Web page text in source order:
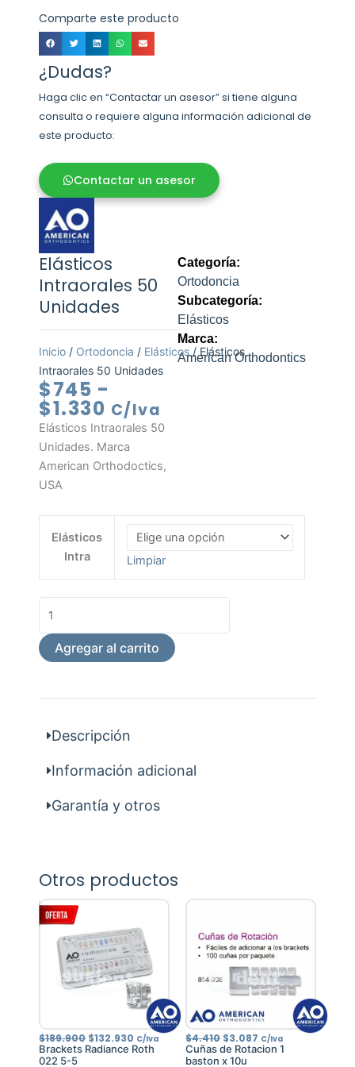
Comparte este producto
¿Dudas?
Haga clic en “Contactar un asesor” si tiene alguna
consulta o requiere alguna información adicional de
este producto:
Contactar un asesor
Elásticos
Intraorales 50
Unidades
Inicio / Ortodoncia / Elásticos / Elásticos
Intraorales 50 Unidades
$745 -
$1.330
Rango
de
precios:
desde
$745
C/Iva
Elásticos Intraorales 50
Unidades. Marca
American Orthodoctics,
USA
Elásticos
Intra
Limpiar
Intraorales
Unidades
cantidad
Agregar al carrito
Categoría:
Ortodoncia
Subcategoría:
Elásticos
Marca:
American Orthodontics
Descripción
Información adicional
Garantía y otros
Otros productos
$189.900 El
precio
original
$132.930 El
precio
actual
C/Iva
Brackets Radiance Roth
022 5-5
$4.410 El
precio
original
$3.087 El
precio
actual
C/Iva
Cuñas de Rotacion 1
baston x 10u